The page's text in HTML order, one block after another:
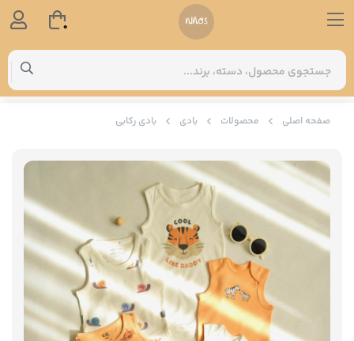
صفحه اصلی محصولات بادی بادی رکابی
0